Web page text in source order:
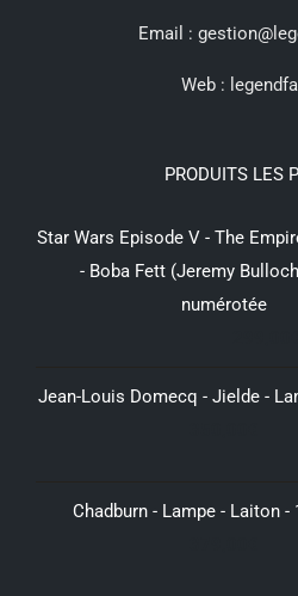
Email :
Web :
PRODUITS LES
Star Wars Episode V - The
- Boba Fett (Jeremy
numérotée
Jean-Louis Domecq - Jielde -
Chadburn - Lampe - Laiton -